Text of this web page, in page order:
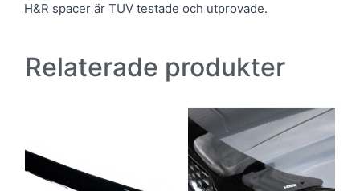
H&R spacer är TUV testade och utprovade.
Relaterade produkter